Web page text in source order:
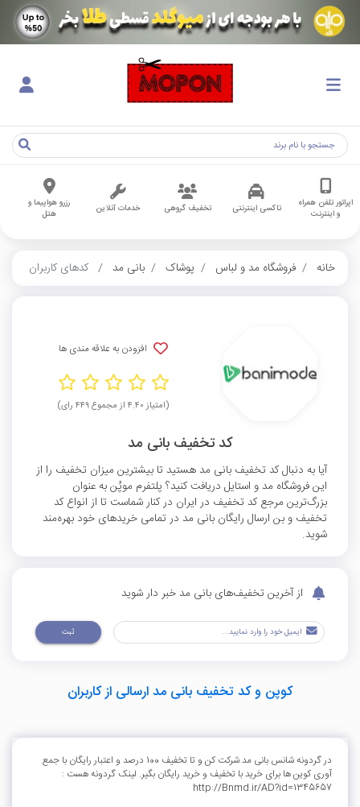
اپراتور تلفن همراه
و اینترنت
تاکسی اینترنتی تخفیف گروهی خدمات آنلاین
رزرو هواپیما و
هتل
خانه فروشگاه مد و لباس پوشاک بانی مد کدهای کاربران
افزودن به علاقه مندی ها
(امتیاز ۴.۴۰ از مجموع ۴۴۹ رای)
کد تخفیف بانی مد
آیا به دنبال کد تخفیف بانی مد هستید تا بیشترین میزان تخفیف را از
این فروشگاه مد و استایل دریافت کنید؟ پلتفرم موپُن به عنوان
بزرگ‌ترین مرجع کد تخفیف در ایران در کنار شماست تا از انواع کد
تخفیف و بن ارسال رایگان بانی مد در تمامی خریدهای خود بهره‌مند
شوید.
از آخرین تخفیف‌های بانی مد خبر دار شوید
ثبت
کوپن و کد تخفیف بانی مد ارسالی از کاربران
در گردونه شانس بانی مد شرکت کن و تا تخفیف 100 درصد و اعتبار رایگان با جمع
آوری کوین ها برای خرید با تخفیف و خرید رایگان بگیر. لینک گردونه هست :
http://Bnmd.ir/AD?id=1345657